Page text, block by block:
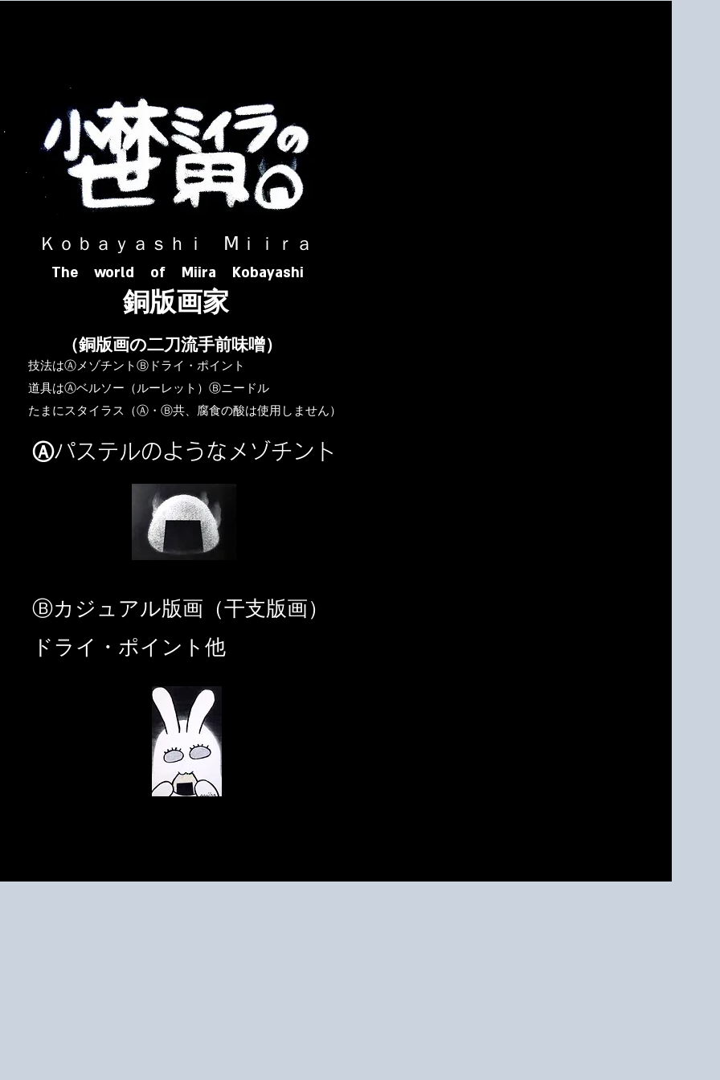
ｏｂａｙａｓｈｉ Ⅿｉｉｒａ​
The world of Miira Kobayashi
​銅版画家
​（銅版画の二刀流手前味噌）
​技法はⒶメゾチントⒷドライ・ポイント
道具はⒶベルソー（ルーレット）Ⓑニードル
​たまにスタイラス（Ⓐ・Ⓑ共、腐食の酸は使用しません）
Ⓐパステルのようなメゾチント
​Ⓑカジュアル版画（干支版画）
ドライ・ポイント他